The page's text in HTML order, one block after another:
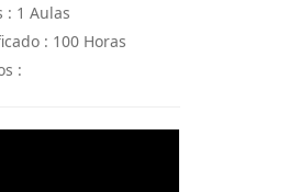
: 1 Aulas
: 100 Horas
: